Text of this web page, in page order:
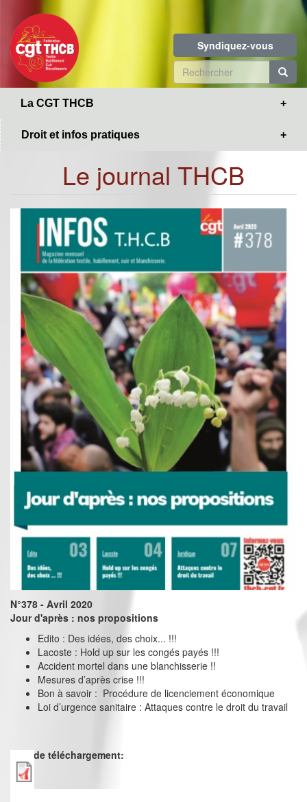
contenu
principal
Syndiquez-vous
Formulaire
de
La CGT THCB
Droit et infos pratiques
Le journal THCB
N°378 - Avril 2020
Jour d'après : nos propositions
Edito : Des idées, des choix... !!!
Lacoste : Hold up sur les congés payés !!!
Accident mortel dans une blanchisserie !!
Mesures d’après crise !!!
Bon à savoir : Procédure de licenciement économique
Loi d’urgence sanitaire : Attaques contre le droit du travail
Lien de téléchargement: